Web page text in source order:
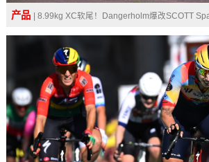
产品 | 8.99kg XC软尾！Dangerholm爆改SCOTT